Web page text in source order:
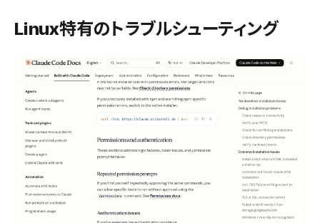
Linux特有のトラブルシューティング